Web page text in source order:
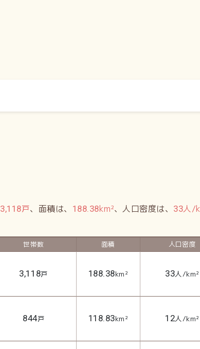
3,118戸、面積は、 188.38km²、人口密度は、 33人/
世帯数 面積 人口密度
3,118戸 188.38km² 33人/km²
844戸 118.83km² 12人/km²